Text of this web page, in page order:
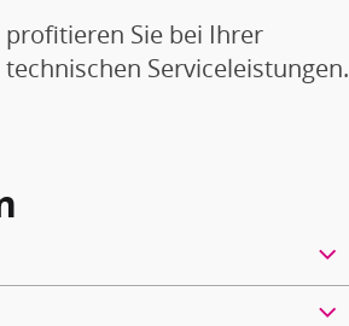
Sie bei Ihrer
Serviceleistungen.